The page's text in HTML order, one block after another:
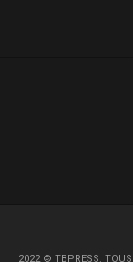
2022 © TBPRESS.